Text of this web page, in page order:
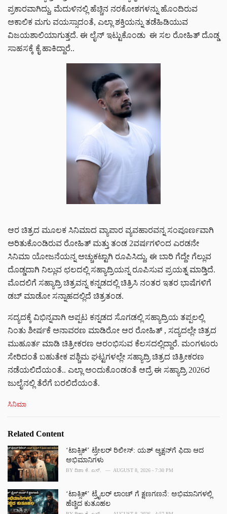
ಪ್ರಕಾರವಾಗಿದ್ದು, ಮೆದುಳಿನಲ್ಲಿ ಹೆಚ್ಚಿನ ನರಕೋಶಗಳನ್ನು ಹೊಂದಿರುವ
ಅಕಾಲಿಕ ಮಗು ವಯಸ್ಸಾದಂತೆ, ಎಲ್ಲಾ ಶಕ್ತಿಯನ್ನು ತಡೆಹಿಡಿಯುವ
ವಿಜಯಶಾಲಿಯಾಗುತ್ತದೆ. ಈ ಲೈನ್ ಇಟ್ಟುಕೊಂಡು ಈ ಸಲ ರೋಹಿತ್ ದೊಡ್ಡ
ಸಾಹಸಕ್ಕೆ ಕೈ ಹಾಕಿದ್ದಾರೆ..
ಆರ ಚಿತ್ರದ ಮೂಲಕ ಸಿನಿಮಾದ ವ್ಯಾಪಾರ ವ್ಯವಹಾರವನ್ನ ಸಂಪೂರ್ಣವಾಗಿ
ಅರಿತುಕೊಂಡಿರುವ ರೋಹಿತ್ ಮತ್ತು ತಂಡ 2ವರ್ಷಗಳಿಂದ ಎರಡನೇ
ಸಿನಿಮಾ ಯೋಜನೆಯನ್ನ ಅಚ್ಚುಕಟ್ಟಾಗಿ ರೂಪಿಸಿದ್ದು, ಈ ಬಾರಿ ಗೆದ್ದೇ ಗೆಲ್ಲುವ
ದೊಡ್ಡದಾಗಿ ನಿಲ್ಲುವ ಛಲದಲ್ಲಿ ಸಹ್ಯಾದ್ರಿಯನ್ನ ರೂಪಿಸುವ ಪ್ರಯತ್ನ ಮಾಡ್ತಿದೆ.
ಮೊದಲಿಗೆ ಸಹ್ಯಾದ್ರಿ ಚಿತ್ರವನ್ನ ಕನ್ನಡದಲ್ಲಿ ಚಿತ್ರಿಸಿ ನಂತರ ಇತರ ಭಾಷೆಗಳಿಗೆ
ಡಬ್ ಮಾಡೋ ಸನ್ನಾಹದಲ್ಲಿದೆ ಚಿತ್ರತಂಡ.
ಸದ್ಯದಕ್ಕೆ ವಿಭಿನ್ನವಾಗಿ ಅಪ್ಪಟ ಕನ್ನಡದ ಸೊಗಡಲ್ಲಿ ಸಹ್ಯಾದ್ರಿಯ ತಪ್ಪಲಲ್ಲಿ
ನಿಂತು ಶೀರ್ಷಕೆ ಅನಾವರಣ ಮಾಡಿರೋ ಆರ ರೋಹಿತ್ , ಸದ್ಯದಲ್ಲೇ ಚಿತ್ರದ
ಮುಹೂರ್ತ ಮಾಡಿ ಚಿತ್ರೀಕರಣ ಆರಂಭಿಸುವ ಕೆಲಸದಲ್ಲಿದ್ದಾರೆ. ಮಂಗಳೂರು
ಸೇರಿದಂತೆ ಬಹುತೇಕ ಪಶ್ಚಿಮ ಘಟ್ಟಗಳಲ್ಲೇ ಸಹ್ಯಾದ್ರಿ ಚಿತ್ರದ ಚಿತ್ರೀಕರಣ
ನಡೆಯಲಿದೆಯಂತೆ.. ಎಲ್ಲಾ ಅಂದುಕೊಂಡಂತೆ ಆದ್ರೆ ಈ ಸಹ್ಯಾದ್ರಿ‌ 2026ರ
ಜುಲೈನಲ್ಲಿ ತೆರೆಗೆ ಬರಲಿದೆಯಂತೆ.
C
e
o
r
i
e
:
ಸಿನಿಮಾ
Related Content
‘ಟಾಕ್ಸಿಕ್’ ಟ್ರೇಲರ್ ರಿಲೀಸ್: ಯಶ್‌ ಆ್ಯಕ್ಷನ್‌ಗೆ ಫಿದಾ ಆದ
ಅಭಿಮಾನಿಗಳು
BY ದಿಶಾ ಕೆ. ಎಸ್. AUGUST 8, 2026 - 7:30 PM
‘ಟಾಕ್ಸಿಕ್’ ಟ್ರೈಲರ್‌ ಲಾಂಚ್ ಗೆ ಕ್ಷಣಗಣನೆ: ಅಭಿಮಾನಿಗಳಲ್ಲಿ
ಹೆಚ್ಚಿದ ಕುತೂಹಲ